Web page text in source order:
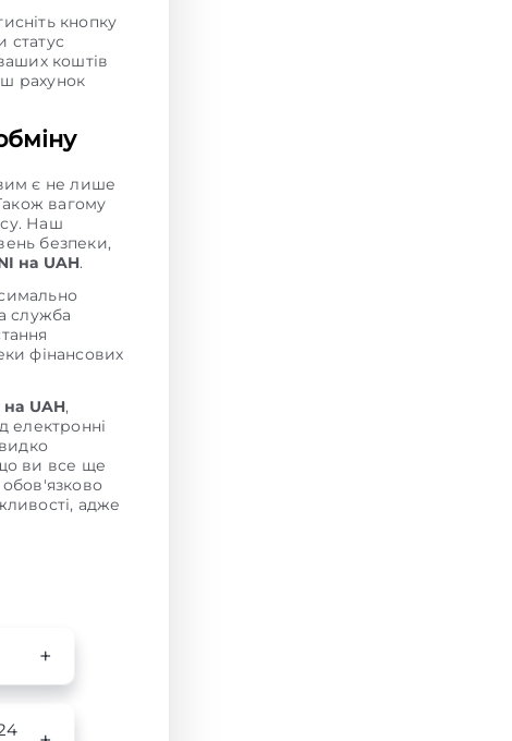
кнопку
статус
коштів
рахунок
є не лише
вагому
Наш
безпеки,
на UAH.
служба
фінансових
на UAH,
електронні
ви все ще
обов'язково
адже